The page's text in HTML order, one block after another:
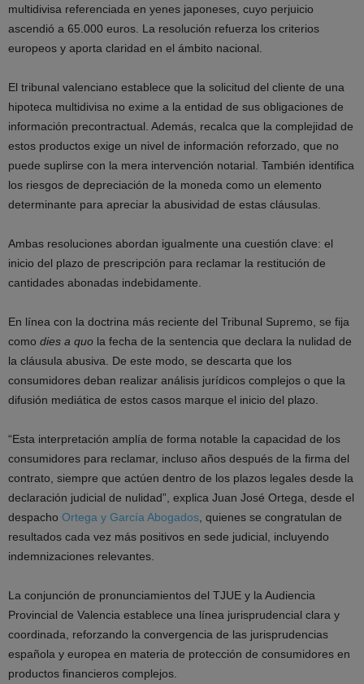
multidivisa referenciada en yenes japoneses, cuyo perjuicio
ascendió a 65.000 euros. La resolución refuerza los criterios
europeos y aporta claridad en el ámbito nacional.
El tribunal valenciano establece que la solicitud del cliente de una
hipoteca multidivisa no exime a la entidad de sus obligaciones de
información precontractual. Además, recalca que la complejidad de
estos productos exige un nivel de información reforzado, que no
puede suplirse con la mera intervención notarial. También identifica
los riesgos de depreciación de la moneda como un elemento
determinante para apreciar la abusividad de estas cláusulas.
Ambas resoluciones abordan igualmente una cuestión clave: el
inicio del plazo de prescripción para reclamar la restitución de
cantidades abonadas indebidamente.
En línea con la doctrina más reciente del Tribunal Supremo, se fija
como dies a quo la fecha de la sentencia que declara la nulidad de
la cláusula abusiva. De este modo, se descarta que los
consumidores deban realizar análisis jurídicos complejos o que la
difusión mediática de estos casos marque el inicio del plazo.
“Esta interpretación amplía de forma notable la capacidad de los
consumidores para reclamar, incluso años después de la firma del
contrato, siempre que actúen dentro de los plazos legales desde la
declaración judicial de nulidad”, explica Juan José Ortega, desde el
despacho Ortega y García Abogados, quienes se congratulan de
resultados cada vez más positivos en sede judicial, incluyendo
indemnizaciones relevantes.
La conjunción de pronunciamientos del TJUE y la Audiencia
Provincial de Valencia establece una línea jurisprudencial clara y
coordinada, reforzando la convergencia de las jurisprudencias
española y europea en materia de protección de consumidores en
productos financieros complejos.